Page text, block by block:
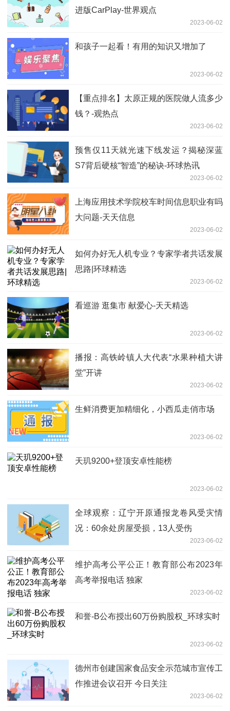
进版CarPlay-世界观点
2023-06-02
和孩子一起看！有用的知识又增加了
2023-06-02
【重点排名】太原正规的医院做人流多少
钱？-观热点
2023-06-02
预售仅11天就光速下线发运？揭秘深蓝
S7背后硬核“智造”的秘诀-环球热讯
2023-06-02
上海应用技术学院校车时间信息职业有吗
大问题-天天信息
2023-06-02
如何办好无人机专业？专家学者共话发展
思路|环球精选
2023-06-02
看巡游 逛集市 献爱心-天天精选
2023-06-02
播报：高铁岭镇人大代表“水果种植大讲
堂”开讲 ​
2023-06-02
生鲜消费更加精细化，小西瓜走俏市场
2023-06-02
天玑9200+登顶安卓性能榜
2023-06-02
全球观察：辽宁开原通报龙卷风受灾情
况：60余处房屋受损，13人受伤
2023-06-02
维护高考公平公正！教育部公布2023年
高考举报电话 独家
2023-06-02
和誉-B公布授出60万份购股权_环球实时
2023-06-02
德州市创建国家食品安全示范城市宣传工
作推进会议召开 今日关注
2023-06-02